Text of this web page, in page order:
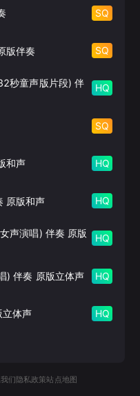
SQ
版伴奏 SQ
秒童声版片段) 伴
HQ
SQ
和声 HQ
原版和声 HQ
唱) 伴奏 原版
HQ
) 伴奏 原版立体声 HQ
立体声 HQ
们 隐私政策站点地图